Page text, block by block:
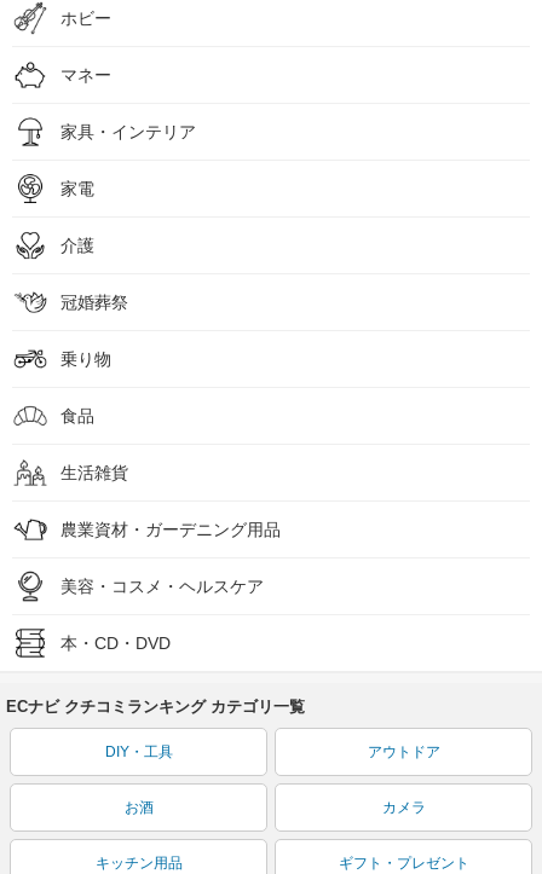
ホビー
マネー
家具・インテリア
家電
介護
冠婚葬祭
乗り物
食品
生活雑貨
農業資材・ガーデニング用品
美容・コスメ・ヘルスケア
本・CD・DVD
ECナビ クチコミランキング カテゴリ一覧
DIY・工具 アウトドア
お酒 カメラ
キッチン用品 ギフト・プレゼント